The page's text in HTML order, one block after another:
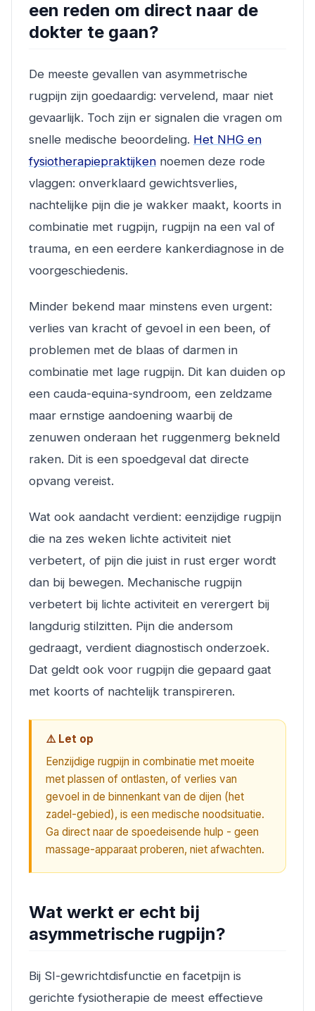
een reden om direct naar de
dokter te gaan?
De meeste gevallen van asymmetrische
rugpijn zijn goedaardig: vervelend, maar niet
gevaarlijk. Toch zijn er signalen die vragen om
snelle medische beoordeling. Het NHG en
fysiotherapiepraktijken noemen deze rode
vlaggen: onverklaard gewichtsverlies,
nachtelijke pijn die je wakker maakt, koorts in
combinatie met rugpijn, rugpijn na een val of
trauma, en een eerdere kankerdiagnose in de
voorgeschiedenis.
Minder bekend maar minstens even urgent:
verlies van kracht of gevoel in een been, of
problemen met de blaas of darmen in
combinatie met lage rugpijn. Dit kan duiden op
een cauda-equina-syndroom, een zeldzame
maar ernstige aandoening waarbij de
zenuwen onderaan het ruggenmerg bekneld
raken. Dit is een spoedgeval dat directe
opvang vereist.
Wat ook aandacht verdient: eenzijdige rugpijn
die na zes weken lichte activiteit niet
verbetert, of pijn die juist in rust erger wordt
dan bij bewegen. Mechanische rugpijn
verbetert bij lichte activiteit en verergert bij
langdurig stilzitten. Pijn die andersom
gedraagt, verdient diagnostisch onderzoek.
Dat geldt ook voor rugpijn die gepaard gaat
met koorts of nachtelijk transpireren.
⚠️ Let op
Eenzijdige rugpijn in combinatie met moeite
met plassen of ontlasten, of verlies van
gevoel in de binnenkant van de dijen (het
zadel-gebied), is een medische noodsituatie.
Ga direct naar de spoedeisende hulp - geen
massage-apparaat proberen, niet afwachten.
Wat werkt er echt bij
asymmetrische rugpijn?
Bij SI-gewrichtdisfunctie en facetpijn is
gerichte fysiotherapie de meest effectieve